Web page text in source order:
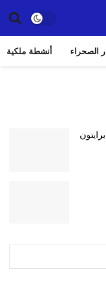
الصحراء أنشطة ملكية